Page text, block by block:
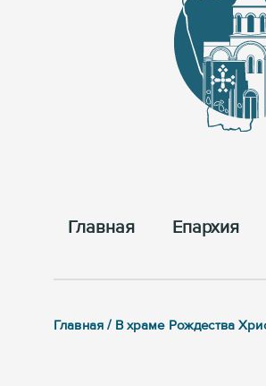
Главная Епархия
Главная / В храме Рождества